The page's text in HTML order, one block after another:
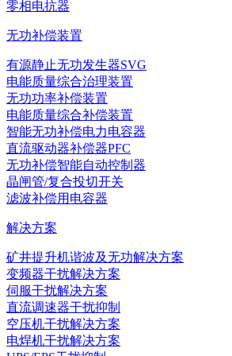
零相电抗器
无功补偿装置
有源静止无功发生器SVG
电能质量综合治理装置
无功功率补偿装置
电能质量综合补偿装置
智能无功补偿电力电容器
直流驱动器补偿器PFC
无功补偿智能自动控制器
晶闸管/复合投切开关
滤波补偿用电容器
解决方案
矿井提升机谐波及无功解决方案
变频器干扰解决方案
伺服干扰解决方案
直流调速器干扰抑制
空压机干扰解决方案
电焊机干扰解决方案